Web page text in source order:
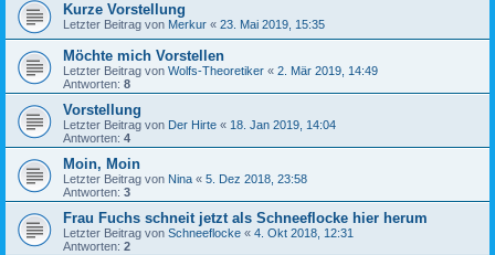
Kurze Vorstellung
Letzter Beitrag von Merkur « 23. Mai 2019, 15:35
Möchte mich Vorstellen
Letzter Beitrag von Wolfs-Theoretiker « 2. Mär 2019, 14:49
Antworten: 8
Vorstellung
Letzter Beitrag von Der Hirte « 18. Jan 2019, 14:04
Antworten: 4
Moin, Moin
Letzter Beitrag von Nina « 5. Dez 2018, 23:58
Antworten: 3
Frau Fuchs schneit jetzt als Schneeflocke hier herum
Letzter Beitrag von Schneeflocke « 4. Okt 2018, 12:31
Antworten: 2